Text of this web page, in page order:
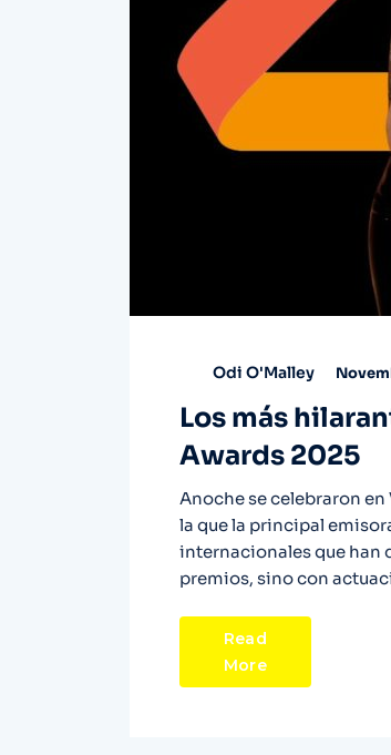
Odi O'Malley
Los más
Awards 2025
Anoche se celebraron en
la que la principal
internacionales que han
premios, sino con
Read
More